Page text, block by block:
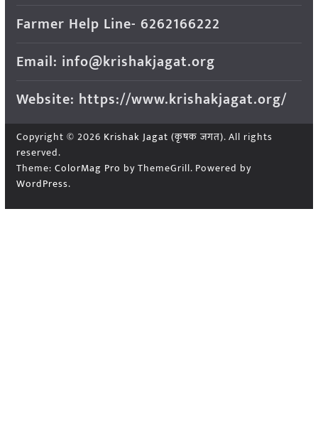
Farmer Help Line- 6262166222
Email: info@krishakjagat.org
Website: https://www.krishakjagat.org/
Copyright © 2026 Krishak Jagat (कृषक जगत). All rights
reserved.
Theme: ColorMag Pro by ThemeGrill. Powered by
WordPress.